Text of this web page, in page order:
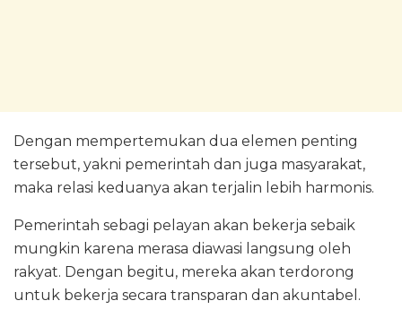
Dengan mempertemukan dua elemen penting
tersebut, yakni pemerintah dan juga masyarakat,
maka relasi keduanya akan terjalin lebih harmonis.
Pemerintah sebagi pelayan akan bekerja sebaik
mungkin karena merasa diawasi langsung oleh
rakyat. Dengan begitu, mereka akan terdorong
untuk bekerja secara transparan dan akuntabel.